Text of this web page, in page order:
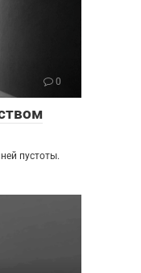
0
пустоты.